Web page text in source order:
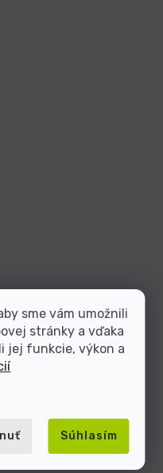
sme vám umožnili
stránky a vďaka
jej funkcie, výkon a
Súhlasím